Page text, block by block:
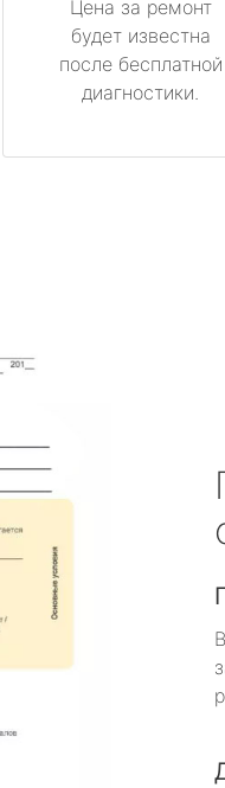
Цена за ремонт
будет известна
после бесплатной
диагностики.